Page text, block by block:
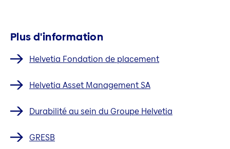
Plus d'information
Helvetia Fondation de placement
Helvetia Asset Management SA
Durabilité au sein du Groupe Helvetia
GRESB